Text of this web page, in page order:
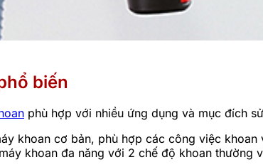
biến
phù hợp với nhiều ứng dụng và mục đích
khoan cơ bản, phù hợp các công việc
khoan đa năng với 2 chế độ khoan